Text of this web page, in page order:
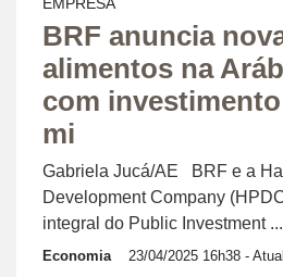
EMPRESA
BRF anuncia
alimentos na
com investimento
mi
Gabriela Jucá/AE BRF e a
Development Company
integral do Public Investment ...
Economia 23/04/2025 16h38 -